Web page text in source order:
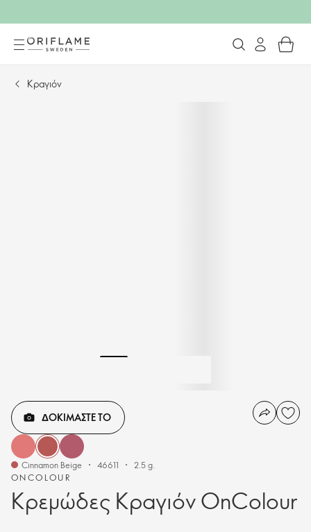
Κραγιόν
ONCOLOUR
Κρεμώδες Κραγιόν OnColour
ΔΟΚΙΜΑΣΤΕ ΤΟ
Cinnamon Beige 46611 2.5 g.